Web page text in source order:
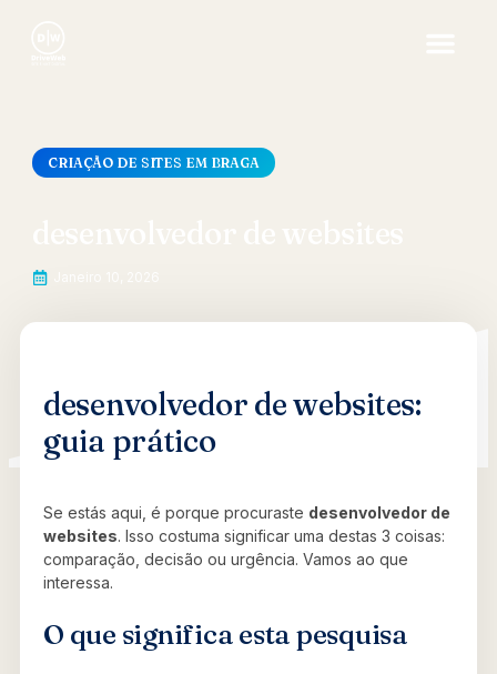
CRIAÇÃO DE SITES EM BRAGA
desenvolvedor de websites:
guia prático
Se estás aqui, é porque procuraste desenvolvedor de
websites. Isso costuma significar uma destas 3 coisas:
comparação, decisão ou urgência. Vamos ao que
interessa.
O que significa esta pesquisa